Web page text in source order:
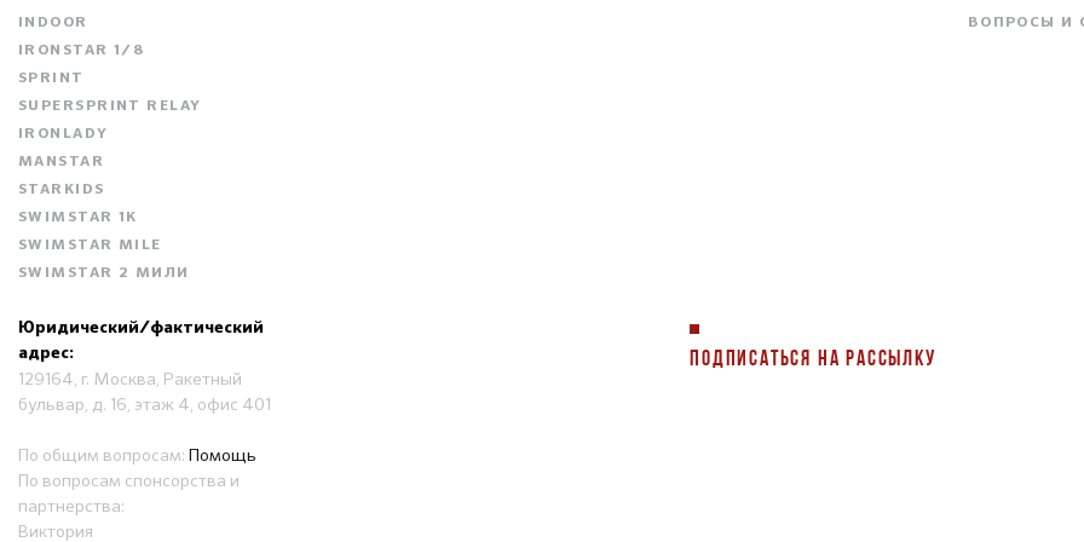
INDOOR
IRONSTAR 1/8
SPRINT
SUPERSPRINT RELAY
IRONLADY
MANSTAR
STARKIDS
SWIMSTAR 1K
SWIMSTAR MILE
SWIMSTAR 2 МИЛИ
ВОПРОСЫ И
ПОДПИСАТЬСЯ НА РАССЫЛКУ
Юридический/фактический
адрес:
129164, г. Москва, Ракетный
бульвар, д. 16, этаж 4, офис 401
По общим вопросам: Помощь
По вопросам спонсорства и
партнерства:
Виктория